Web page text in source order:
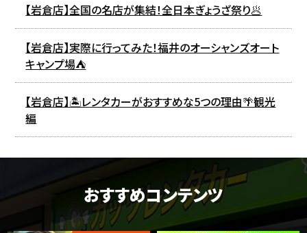
【岩倉店】全国の名店が集結！全日本ぎょうざ祭り🥟
【岩倉店】実際に行ってみた！福井のオーシャンズオート
キャンプ場⛺
【岩倉店】🏝️レンタカーがおすすめな5つの理由🌴観光
編
おすすめコンテンツ